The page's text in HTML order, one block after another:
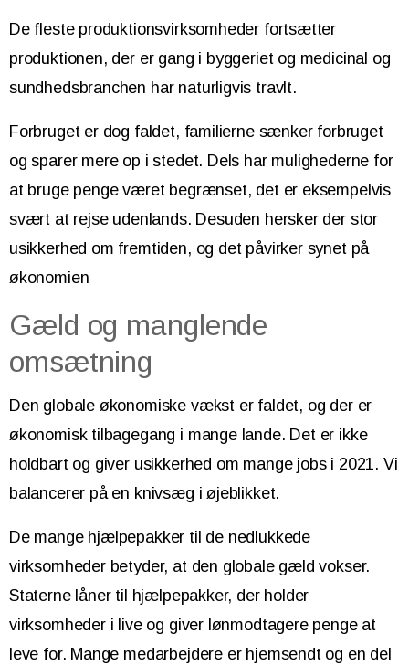
De fleste produktionsvirksomheder fortsætter
produktionen, der er gang i byggeriet og medicinal og
sundhedsbranchen har naturligvis travlt.
Forbruget er dog faldet, familierne sænker forbruget
og sparer mere op i stedet. Dels har mulighederne for
at bruge penge været begrænset, det er eksempelvis
svært at rejse udenlands. Desuden hersker der stor
usikkerhed om fremtiden, og det påvirker synet på
økonomien
Gæld og manglende
omsætning
Den globale økonomiske vækst er faldet, og der er
økonomisk tilbagegang i mange lande. Det er ikke
holdbart og giver usikkerhed om mange jobs i 2021. Vi
balancerer på en knivsæg i øjeblikket.
De mange hjælpepakker til de nedlukkede
virksomheder betyder, at den globale gæld vokser.
Staterne låner til hjælpepakker, der holder
virksomheder i live og giver lønmodtagere penge at
leve for. Mange medarbejdere er hjemsendt og en del